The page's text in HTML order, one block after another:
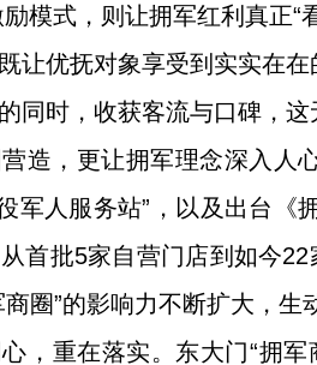
励模式，则让拥军红利真正
让优抚对象享受到实实在
同时，收获客流与口碑，
造，更让拥军理念深入人
军人服务站”，以及出台
首批5家自营门店到如今
圈”的影响力不断扩大，生
，重在落实。东大门“拥